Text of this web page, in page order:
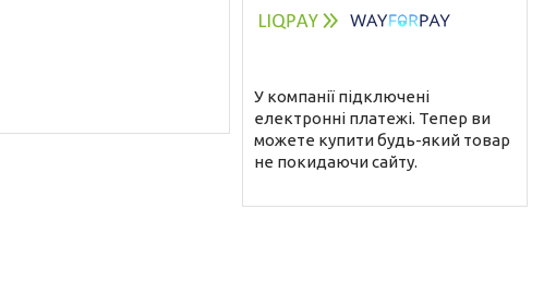
У компанії підключені
електронні платежі. Тепер ви
можете купити будь-який товар
не покидаючи сайту.